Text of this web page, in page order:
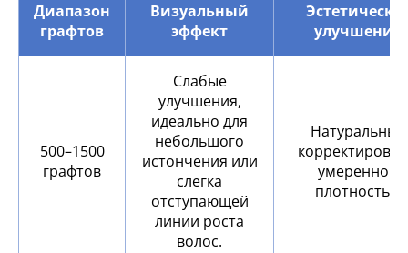
Диапазон
графтов
Визуальный
эффект
улучшение
500–1500
графтов
Слабые
улучшения,
идеально для
небольшого
истончения или
слегка
отступающей
линии роста
волос.
Натуральные
умеренной
плотностью